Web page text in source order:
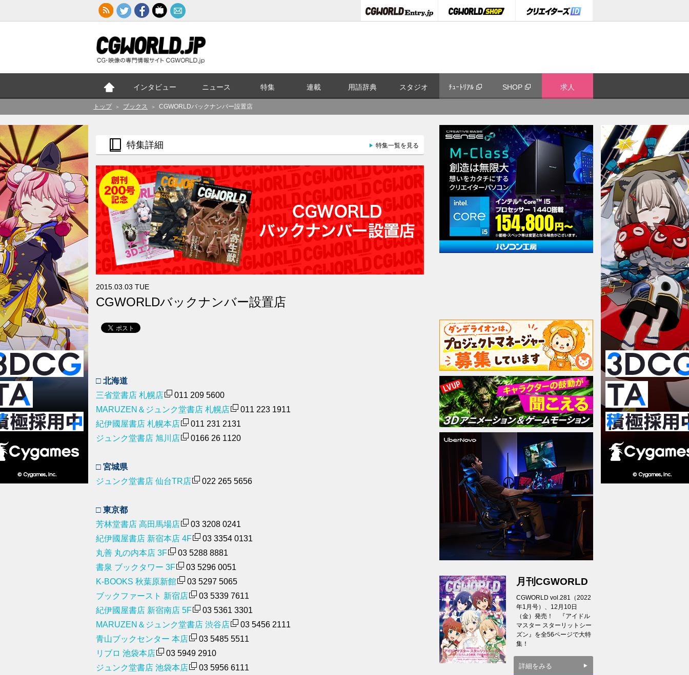
インタビュー ニュース 特集 連載 用語辞典 スタジオ ﾁｭｰﾄﾘｱﾙ SHOP 求人
トップ ＞ ブックス ＞ CGWORLDバックナンバー設置店
特集詳細 特集一覧を見る
2015.03.03 TUE
CGWORLDバックナンバー設置店
□ 北海道
三省堂書店 札幌店
011 209 5600
MARUZEN＆ジュンク堂書店 札幌店
011 223 1911
紀伊國屋書店 札幌本店
011 231 2131
ジュンク堂書店 旭川店
0166 26 1120
□ 宮城県
ジュンク堂書店 仙台TR店
022 265 5656
□ 東京都
芳林堂書店 高田馬場店
03 3208 0241
紀伊國屋書店 新宿本店 4F
03 3354 0131
丸善 丸の内本店 3F
03 5288 8881
書泉 ブックタワー 3F
03 5296 0051
K-BOOKS 秋葉原新館
03 5297 5065
ブックファースト 新宿店
03 5339 7611
紀伊國屋書店 新宿南店 5F
03 5361 3301
MARUZEN＆ジュンク堂書店 渋谷店
03 5456 2111
青山ブックセンター 本店
03 5485 5511
リブロ 池袋本店
03 5949 2910
ジュンク堂書店 池袋本店
03 5956 6111
月刊CGWORLD
CGWORLD vol.281（2022
年1月号）、12月10日
（金）発売！ 『アイドル
マスター スターリットシー
ズン』を全56ページで大特
集！
詳細をみる